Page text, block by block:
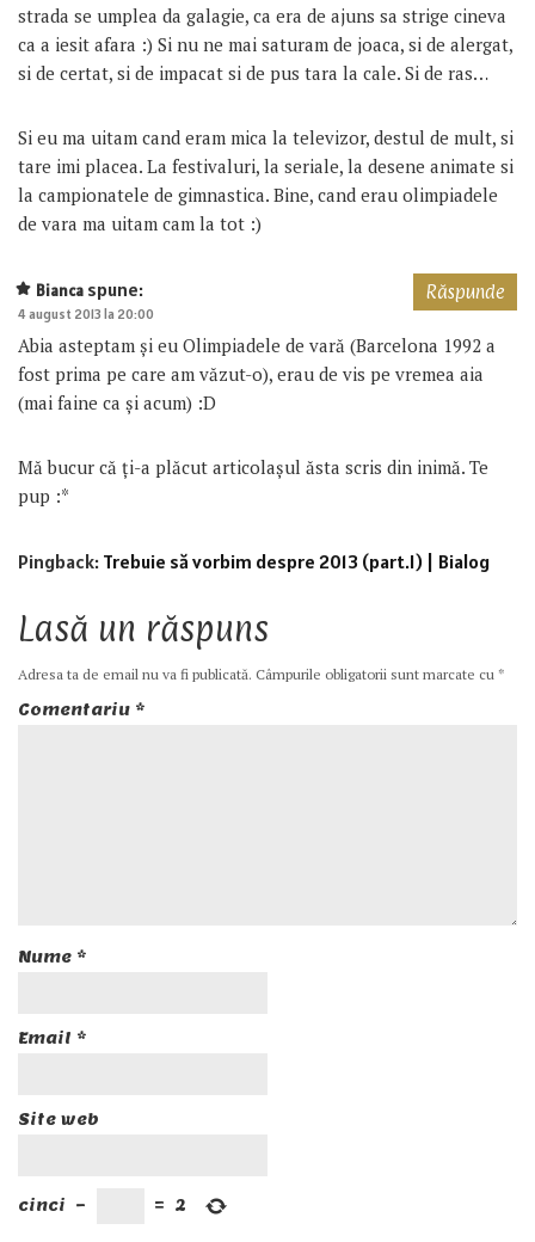
strada se umplea da galagie, ca era de ajuns sa strige cineva
ca a iesit afara :) Si nu ne mai saturam de joaca, si de alergat,
si de certat, si de impacat si de pus tara la cale. Si de ras…
Si eu ma uitam cand eram mica la televizor, destul de mult, si
tare imi placea. La festivaluri, la seriale, la desene animate si
la campionatele de gimnastica. Bine, cand erau olimpiadele
de vara ma uitam cam la tot :)
Bianca spune:
4 august 2013 la 20:00
Abia asteptam și eu Olimpiadele de vară (Barcelona 1992 a
fost prima pe care am văzut-o), erau de vis pe vremea aia
(mai faine ca și acum) :D
Mă bucur că ți-a plăcut articolașul ăsta scris din inimă. Te
pup :*
Răspunde
Pingback: Trebuie să vorbim despre 2013 (part.I) | Bialog
Lasă un răspuns
Adresa ta de email nu va fi publicată. Câmpurile obligatorii sunt marcate cu *
Comentariu *
Nume *
Email *
Site web
cinci − = 2